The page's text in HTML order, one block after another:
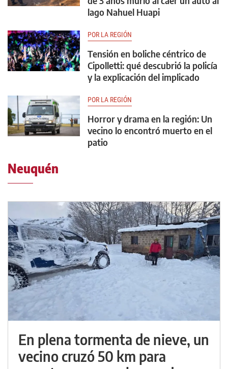
lago Nahuel Huapi
POR LA REGIÓN
Tensión en boliche céntrico de
Cipolletti: qué descubrió la policía
y la explicación del implicado
POR LA REGIÓN
Horror y drama en la región: Un
vecino lo encontró muerto en el
patio
Neuquén
En plena tormenta de nieve, un
vecino cruzó 50 km para